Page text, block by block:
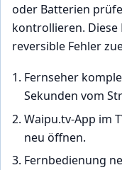
oder Batterien
kontrollieren. Diese
reversible Fehler
Fernseher
Sekunden vom
Waipu.tv-App im
neu öffnen.
Fernbedienung